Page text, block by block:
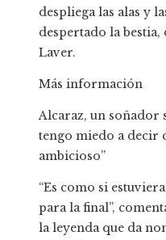
despliega las alas y
despertado la
Laver.
Más información
Alcaraz, un soñador
tengo miedo a decir
ambicioso”
“Es como si
para la final”,
la leyenda que da